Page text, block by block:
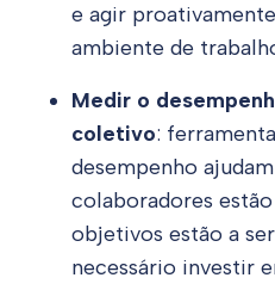
e agir
ambiente de
Medir o
coletivo:
desempenho
colaboradores
objetivos estão a
necessário investir